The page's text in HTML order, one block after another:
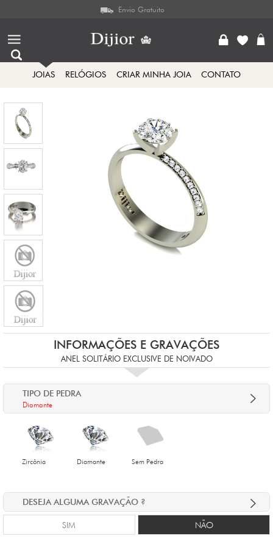
Envio Gratuito
JOIAS RELÓGIOS CRIAR MINHA JOIA CONTATO
INFORMAÇÕES E GRAVAÇÕES
ANEL SOLITÁRIO EXCLUSIVE DE NOIVADO
TIPO DE PEDRA
Diamante
Zircônia Diamante Sem Pedra
DESEJA ALGUMA GRAVAÇÃO ?
SIM NÃO